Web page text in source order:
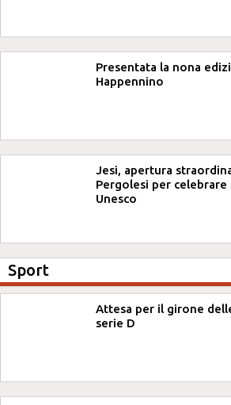
Presentata la nona
Happennino
Jesi, apertura
Pergolesi per
Unesco
Sport
Attesa per il girone
serie D